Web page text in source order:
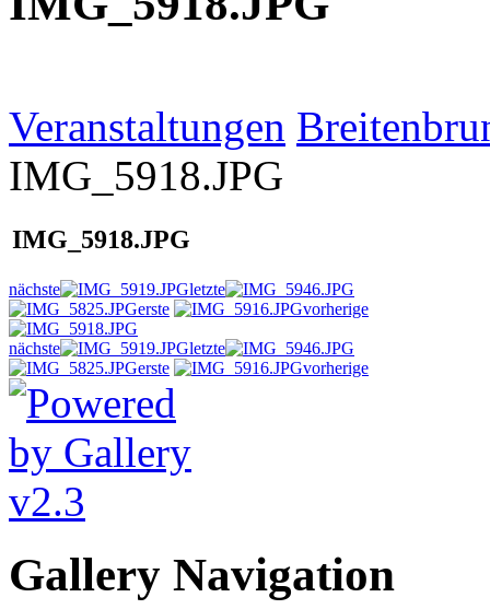
Veranstaltungen
IMG_5918.JPG
IMG_5918.JPG
nächste
letzte
erste
vorherige
nächste
letzte
erste
vorherige
Gallery Navigation